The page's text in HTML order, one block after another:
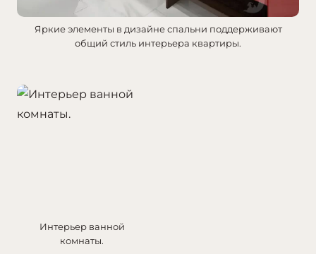
Яркие элементы в дизайне спальни поддерживают
общий стиль интерьера квартиры.
Интерьер ванной
комнаты.